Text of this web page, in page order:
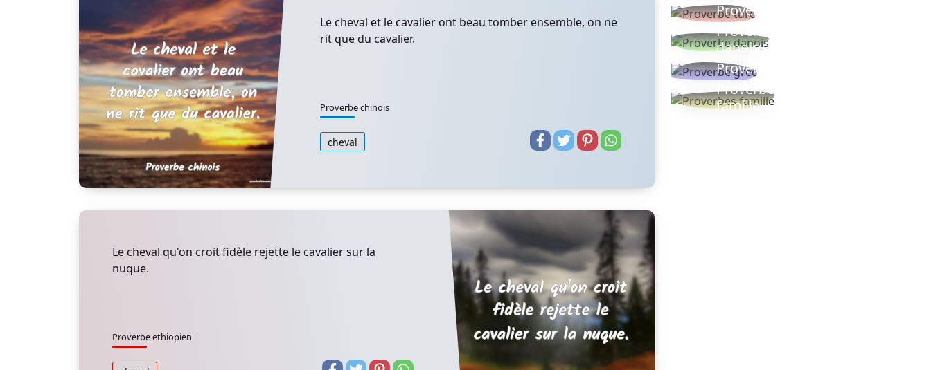
Le cheval et le cavalier ont beau tomber ensemble, on ne
rit que du cavalier.
Proverbe chinois
cheval
Le cheval qu'on croit fidèle rejette le cavalier sur la
nuque.
Proverbe ethiopien
Proverbe turc
Proverbe
danois
Proverbe grec
Proverbes
famille